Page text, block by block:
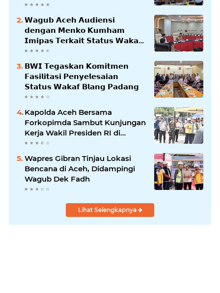
𝗪𝗮𝗴𝘂𝗯 𝗔𝗰𝗲𝗵 𝗔𝘂𝗱𝗶𝗲𝗻𝘀𝗶
𝗱𝗲𝗻𝗴𝗮𝗻 𝗠𝗲𝗻𝗸𝗼 𝗞𝘂𝗺𝗵𝗮𝗺
𝗜𝗺𝗶𝗽𝗮𝘀 𝗧𝗲𝗿𝗸𝗮𝗶𝘁 𝗦𝘁𝗮𝘁𝘂𝘀 𝗪𝗮𝗸𝗮𝗳
𝗕𝗹𝗮𝗻𝗴𝗽𝗮𝗱𝗮𝗻𝗴
𝗕𝗪𝗜 𝗧𝗲𝗴𝗮𝘀𝗸𝗮𝗻 𝗞𝗼𝗺𝗶𝘁𝗺𝗲𝗻
𝗙𝗮𝘀𝗶𝗹𝗶𝘁𝗮𝘀𝗶 𝗣𝗲𝗻𝘆𝗲𝗹𝗲𝘀𝗮𝗶𝗮𝗻
𝗦𝘁𝗮𝘁𝘂𝘀 𝗪𝗮𝗸𝗮𝗳 𝗕𝗹𝗮𝗻𝗴 𝗣𝗮𝗱𝗮𝗻𝗴
Kapolda Aceh Bersama
Forkopimda Sambut Kunjungan
Kerja Wakil Presiden RI di
Kabupaten Bireuen
Wapres Gibran Tinjau Lokasi
Bencana di Aceh, Didampingi
Wagub Dek Fadh
Lihat Selengkapnya